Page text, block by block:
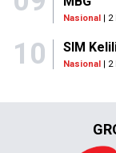
Nasional| 2
10 SIM
Nasional | 2